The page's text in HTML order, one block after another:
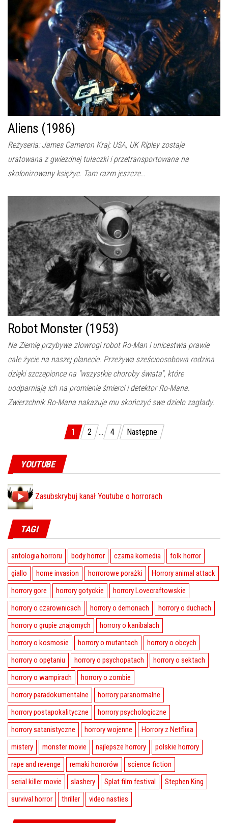
Aliens (1986)
Reżyseria: James Cameron Kraj: USA, UK Ripley zostaje
uratowana z gwiezdnej tułaczki i przetransportowana na
skolonizowany księżyc. Tam razm jeszcze…
Robot Monster (1953)
Na Ziemię przybywa złowrogi robot Ro-Man i unicestwia prawie
całe życie na naszej planecie. Przeżywa sześcioosobowa rodzina
dzięki szczepionce na “wszystkie choroby świata”, które
uodparniają ich na promienie śmierci i detektor Ro-Mana.
Zwierzchnik Ro-Mana nakazuje mu skończyć swe dzieło zagłady.
Stronicowanie wpisów
1 2 … 4 Następne
YOUTUBE
Zasubskrybuj kanał Youtube o horrorach
TAGI
antologia horroru body horror czarna komedia
folk horror
giallo
home invasion horrorowe porażki
Horrory animal attack
horrory gore
horrory gotyckie
horrory Lovecraftowskie
horrory o czarownicach
horrory o demonach
horrory o duchach
horrory o grupie znajomych
horrory o kanibalach
horrory o kosmosie
horrory o mutantach
horrory o obcych
horrory o opętaniu
horrory o psychopatach
horrory o sektach
horrory o wampirach
horrory o zombie
horrory paradokumentalne
horrory paranormalne
horrory postapokalityczne
horrory psychologiczne
horrory satanistyczne
horrory wojenne
Horrory z Netflixa
mistery
monster movie najlepsze horrory
polskie horrory
rape and revenge
remaki horrorów
science fiction
serial killer movie
slashery Splat film festival
Stephen King
survival horror
thriller video nasties